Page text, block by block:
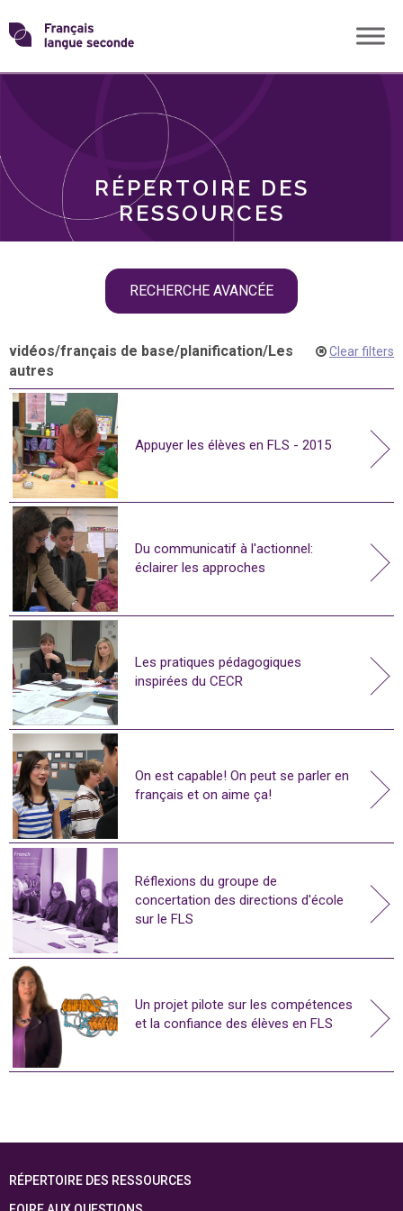
Skip
toTransformons
langue
RÉPERTOIRE DES
RESSOURCES
RECHERCHE AVANCÉE
THÈMES
vidéos/français de base/planification/Les
autres
Clear filters
Appuyer les élèves en FLS - 2015
Du communicatif à l'actionnel:
éclairer les approches
Les pratiques pédagogiques
inspirées du CECR
On est capable! On peut se parler en
français et on aime ça!
Réflexions du groupe de
concertation des directions d'école
sur le FLS
Un projet pilote sur les compétences
et la confiance des élèves en FLS
RÉPERTOIRE DES RESSOURCES